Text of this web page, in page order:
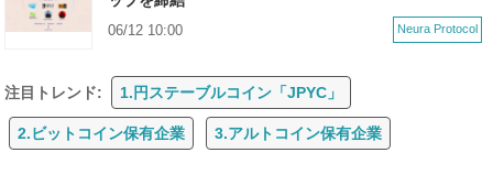
Neura Protocol
06/12 10:00
注目トレンド: 1.円ステーブルコイン「JPYC」
2.ビットコイン保有企業 3.アルトコイン保有企業